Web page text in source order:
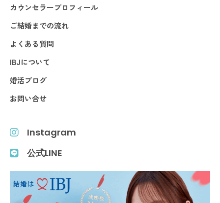
カウンセラープロフィール
ご結婚までの流れ
よくある質問
IBJについて
婚活ブログ
お問い合せ
Instagram
公式LINE